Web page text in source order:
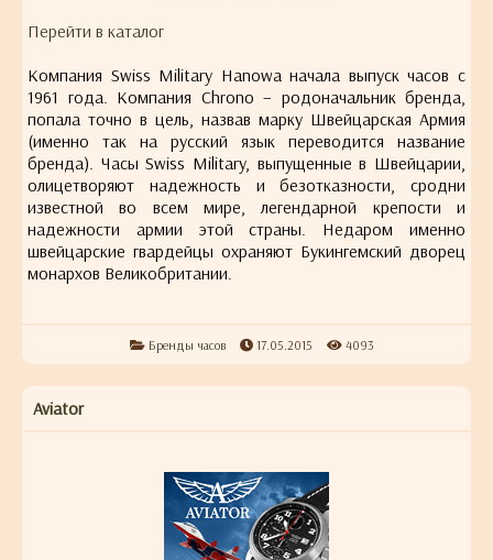
Перейти в каталог
Компания Swiss Military Hanowa начала выпуск часов с
1961 года. Компания Chrono – родоначальник бренда,
попала точно в цель, назвав марку Швейцарская Армия
(именно так на русский язык переводится название
бренда). Часы Swiss Military, выпущенные в Швейцарии,
олицетворяют надежность и безотказности, сродни
известной во всем мире, легендарной крепости и
надежности армии этой страны. Недаром именно
швейцарские гвардейцы охраняют Букингемский дворец
монархов Великобритании.
Бренды часов 17.05.2015 4093
Aviator